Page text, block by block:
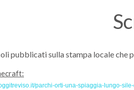
pubblicati sulla stampa locale che
parchi-orti-una-spiaggia-lungo-